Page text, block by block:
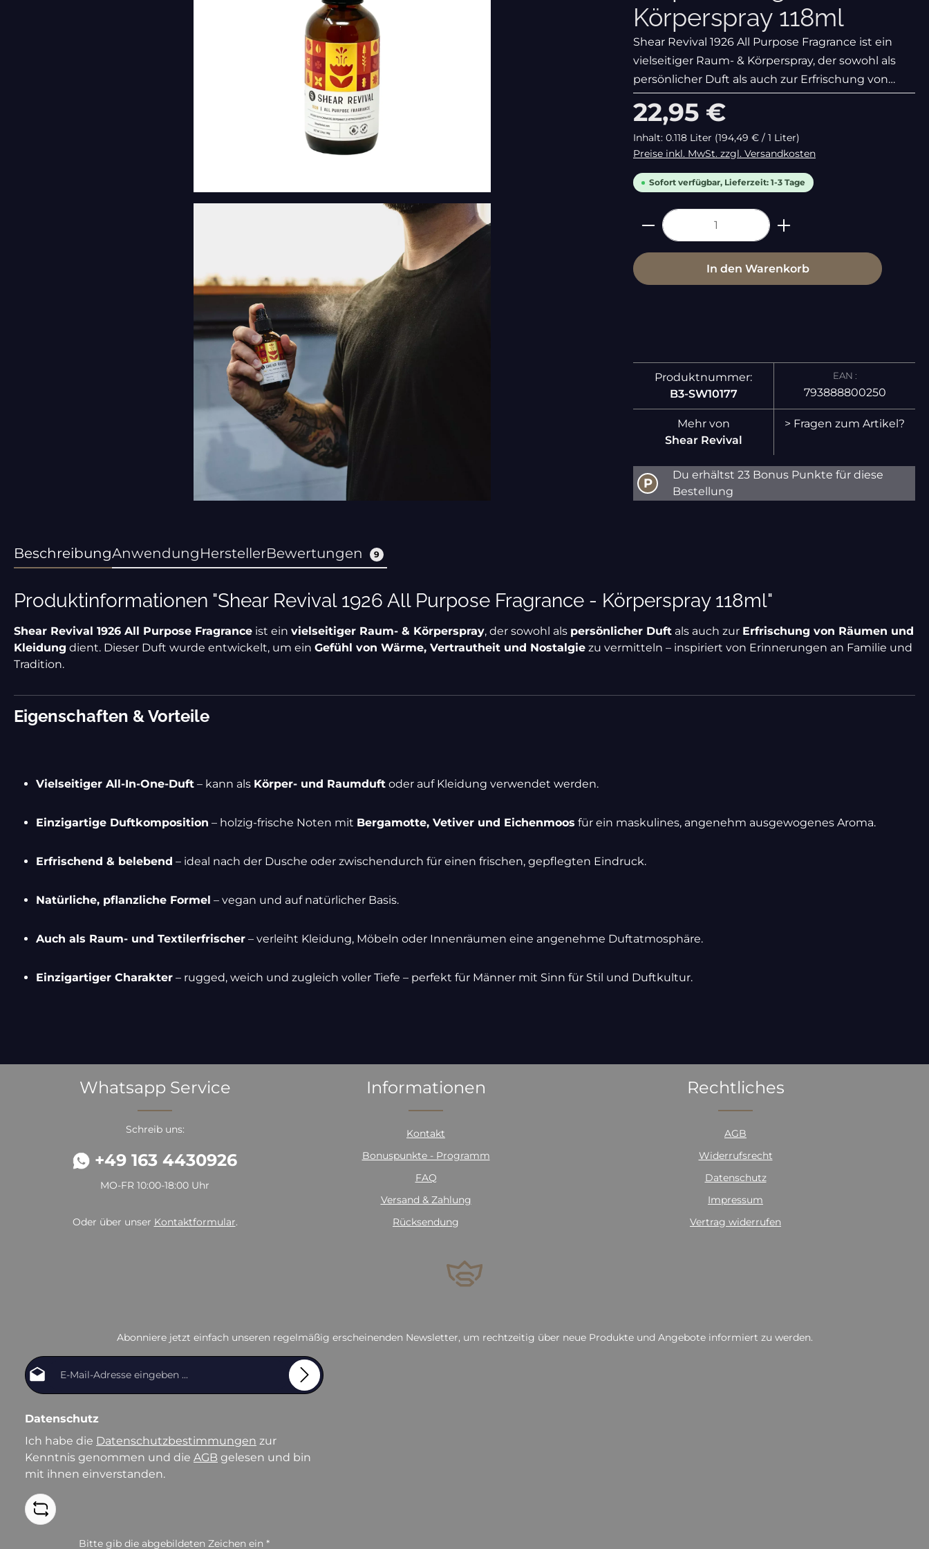
Körperspray 118ml
Shear Revival 1926 All Purpose Fragrance ist ein
vielseitiger Raum- & Körperspray, der sowohl als
persönlicher Duft als auch zur Erfrischung von
Räumen und Kleidung dient. Dieser Duft wurde
entwickelt, um ein Gefühl von Wärme, Vertrautheit
und
Regulärer Preis:
22,95 €
Inhalt: 0.118 Liter (194,49 € / 1 Liter)
Preise inkl. MwSt. zzgl. Versandkosten
Sofort verfügbar, Lieferzeit: 1-3 Tage
Produkt Anzahl: Gib den
In den Warenkorb
Produktnummer:
B3-SW10177
EAN :
793888800250
Mehr von
Shear Revival
> Fragen zum Artikel?
P
Du erhältst 23 Bonus Punkte für diese
Bestellung
BeschreibungAnwendungHerstellerBewertungen 9
Produktinformationen "Shear Revival 1926 All Purpose Fragrance - Körperspray 118ml"
Shear Revival 1926 All Purpose Fragrance ist ein vielseitiger Raum- & Körperspray, der sowohl als persönlicher Duft als auch zur Erfrischung von Räumen und
Kleidung dient. Dieser Duft wurde entwickelt, um ein Gefühl von Wärme, Vertrautheit und Nostalgie zu vermitteln – inspiriert von Erinnerungen an Familie und
Tradition.
Eigenschaften & Vorteile
Vielseitiger All-In-One-Duft – kann als Körper- und Raumduft oder auf Kleidung verwendet werden.
Einzigartige Duftkomposition – holzig-frische Noten mit Bergamotte, Vetiver und Eichenmoos für ein maskulines, angenehm ausgewogenes Aroma.
Erfrischend & belebend – ideal nach der Dusche oder zwischendurch für einen frischen, gepflegten Eindruck.
Natürliche, pflanzliche Formel – vegan und auf natürlicher Basis.
Auch als Raum- und Textilerfrischer – verleiht Kleidung, Möbeln oder Innenräumen eine angenehme Duftatmosphäre.
Einzigartiger Charakter – rugged, weich und zugleich voller Tiefe – perfekt für Männer mit Sinn für Stil und Duftkultur.
Whatsapp Service
Schreib uns:
+49 163 4430926
MO-FR 10:00-18:00 Uhr
Oder über unser Kontaktformular.
Informationen
Kontakt
Bonuspunkte - Programm
FAQ
Versand & Zahlung
Rücksendung
Rechtliches
AGB
Widerrufsrecht
Datenschutz
Impressum
Vertrag widerrufen
Abonniere jetzt einfach unseren regelmäßig erscheinenden Newsletter, um rechtzeitig über neue Produkte und Angebote informiert zu werden.
Datenschutz
Ich habe die Datenschutzbestimmungen zur
Kenntnis genommen und die AGB gelesen und bin
mit ihnen einverstanden.
Bitte gib die abgebildeten Zeichen ein *